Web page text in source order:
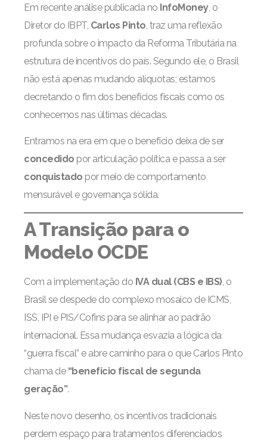
Em recente análise publicada no InfoMoney, o
Diretor do IBPT, Carlos Pinto , traz uma reflexão
profunda sobre o impacto da Reforma Tributária na
estrutura de incentivos do país. Segundo ele, o Brasil
não está apenas mudando alíquotas; estamos
decretando o fim dos benefícios fiscais como os
conhecemos nas últimas décadas.
Entramos na era em que o benefício deixa de ser
concedido por articulação política e passa a ser
conquistado por meio de comportamento
mensurável e governança sólida.
A Transição para o
Modelo OCDE
Com a implementação do IVA dual (CBS e IBS), o
Brasil se despede do complexo mosaico de ICMS,
ISS, IPI e PIS/Cofins para se alinhar ao padrão
internacional. Essa mudança esvazia a lógica da
“guerra fiscal” e abre caminho para o que Carlos Pinto
chama de “benefício fiscal de segunda
geração”.
Neste novo desenho, os incentivos tradicionais
perdem espaço para tratamentos diferenciados